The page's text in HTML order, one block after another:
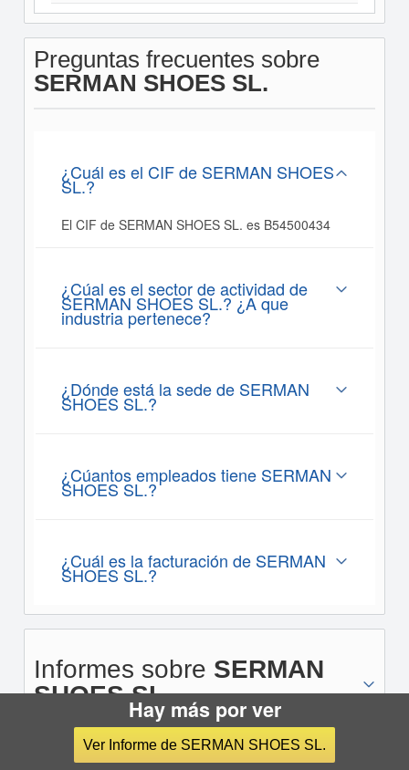
Preguntas frecuentes sobre
SERMAN SHOES SL.
¿Cuál es el CIF de SERMAN SHOES
SL.?
El CIF de SERMAN SHOES SL. es B54500434
¿Cúal es el sector de actividad de
SERMAN SHOES SL.? ¿A que
industria pertenece?
¿Dónde está la sede de SERMAN
SHOES SL.?
¿Cúantos empleados tiene SERMAN
SHOES SL.?
¿Cuál es la facturación de SERMAN
SHOES SL.?
Informes sobre SERMAN
SHOES SL.
Hay más por ver
Ver Informe de SERMAN SHOES SL.